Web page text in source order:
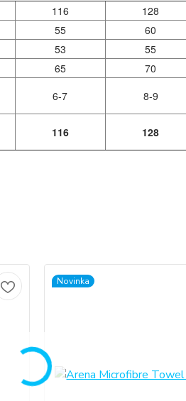
116 128
55 60
53 55
65 70
6-7 8-9
116 128
Novinka